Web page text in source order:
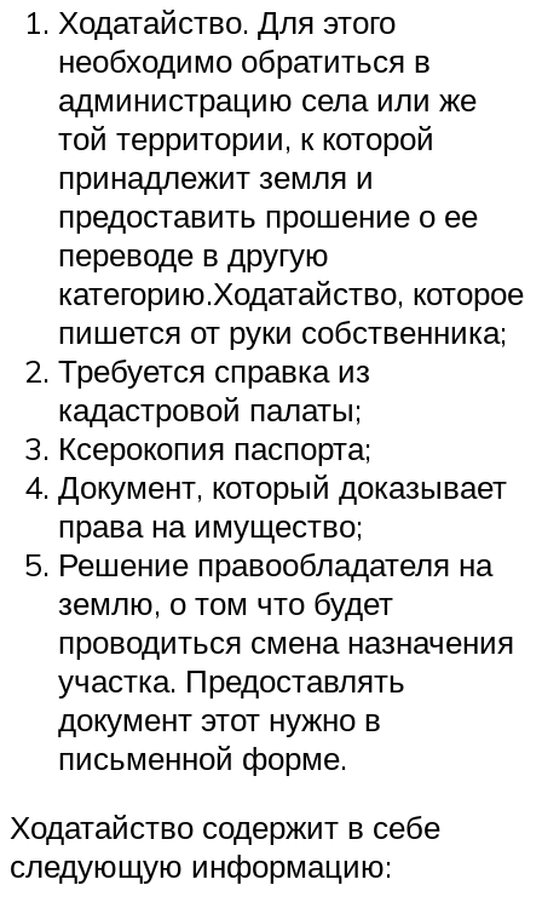
Ходатайство. Для этого
необходимо обратиться в
администрацию села или же
той территории, к которой
принадлежит земля и
предоставить прошение о ее
переводе в другую
категорию.Ходатайство, которое
пишется от руки собственника;
Требуется справка из
кадастровой палаты;
Ксерокопия паспорта;
Документ, который доказывает
права на имущество;
Решение правообладателя на
землю, о том что будет
проводиться смена назначения
участка. Предоставлять
документ этот нужно в
письменной форме.
Ходатайство содержит в себе
следующую информацию: